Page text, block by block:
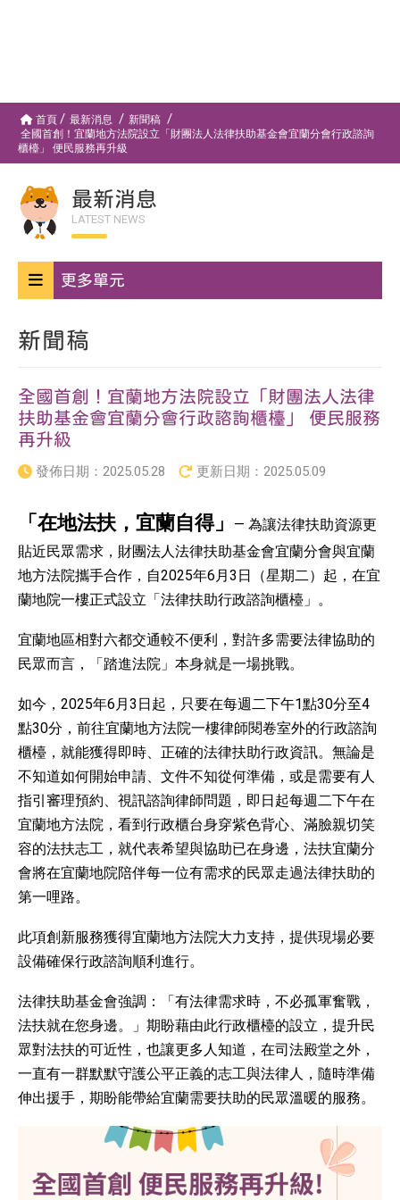
首頁 最新消息
新聞稿
全國首創！宜蘭地方法院設立「財團法人法律扶助基金會宜蘭分會行政諮詢
櫃檯」 便民服務再升級
最新消息
LATEST NEWS
更多單元
新聞稿
全國首創！宜蘭地方法院設立「財團法人法律
扶助基金會宜蘭分會行政諮詢櫃檯」 便民服務
再升級
發佈日期： 2025.05.28 更新日期： 2025.05.09
「在地法扶，宜蘭自得」
— 為讓法律扶助資源更
貼近民眾需求，財團法人法律扶助基金會宜蘭分會與宜蘭
地方法院攜手合作，自2025年6月3日（星期二）起，在宜
蘭地院一樓正式設立「法律扶助行政諮詢櫃檯」。
宜蘭地區相對六都交通較不便利，對許多需要法律協助的
民眾而言，「踏進法院」本身就是一場挑戰。
如今，2025年6月3日起，只要在每週二下午1點30分至4
點30分，前往宜蘭地方法院一樓律師閱卷室外的行政諮詢
櫃檯，就能獲得即時、正確的法律扶助行政資訊。無論是
不知道如何開始申請、文件不知從何準備，或是需要有人
指引審理預約、視訊諮詢律師問題，即日起每週二下午在
宜蘭地方法院，看到行政櫃台身穿紫色背心、滿臉親切笑
容的法扶志工，就代表希望與協助已在身邊，法扶宜蘭分
會將在宜蘭地院陪伴每一位有需求的民眾走過法律扶助的
第一哩路。
此項創新服務獲得宜蘭地方法院大力支持，提供現場必要
設備確保行政諮詢順利進行。
法律扶助基金會強調：「有法律需求時，不必孤軍奮戰，
法扶就在您身邊。」期盼藉由此行政櫃檯的設立，提升民
眾對法扶的可近性，也讓更多人知道，在司法殿堂之外，
一直有一群默默守護公平正義的志工與法律人，隨時準備
伸出援手，期盼能帶給宜蘭需要扶助的民眾溫暖的服務。